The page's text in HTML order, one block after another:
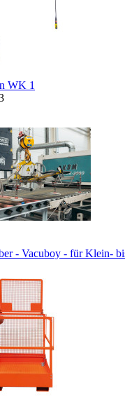
WK 1
- Vacuboy - für Klein-